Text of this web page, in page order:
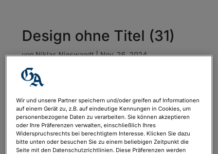
Design ohne Titel (31)
vonNiklas Nieswandt|Nov. 26, 2024
Wir und unsere Partner speichern und/oder greifen auf Informationen
auf einem Gerät zu, z.B. auf eindeutige Kennungen in Cookies, um
personenbezogene Daten zu verarbeiten. Sie können akzeptieren
oder Ihre Präferenzen verwalten, einschließlich Ihres
Widerspruchsrechts bei berechtigtem Interesse. Klicken Sie dazu
bitte unten oder besuchen Sie zu einem beliebigen Zeitpunkt die
Seite mit den Datenschutzrichtlinien. Diese Präferenzen werden